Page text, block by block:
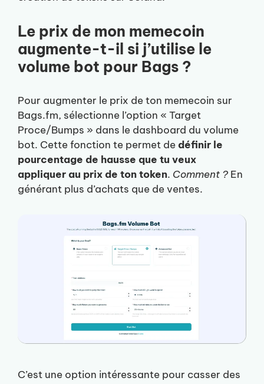
Le prix de mon memecoin
augmente-t-il si j’utilise le
volume bot pour Bags ?
Pour augmenter le prix de ton memecoin sur
Bags.fm, sélectionne l’option « Target
Proce/Bumps » dans le dashboard du volume
bot. Cette fonction te permet de définir le
pourcentage de hausse que tu veux
appliquer au prix de ton token. Comment ? En
générant plus d’achats que de ventes.
C’est une option intéressante pour casser des